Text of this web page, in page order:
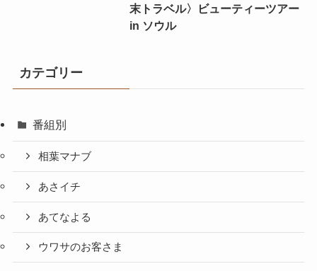
末トラベル〉ビューティーツアー
in ソウル
カテゴリー
番組別
相葉マナブ
あさイチ
あてなよる
ウワサのお客さま